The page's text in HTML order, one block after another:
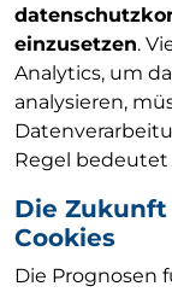
einzusetzen.
Analytics, um
analysieren,
Regel bedeutet
Die Zukunft
Cookies
Die Prognosen